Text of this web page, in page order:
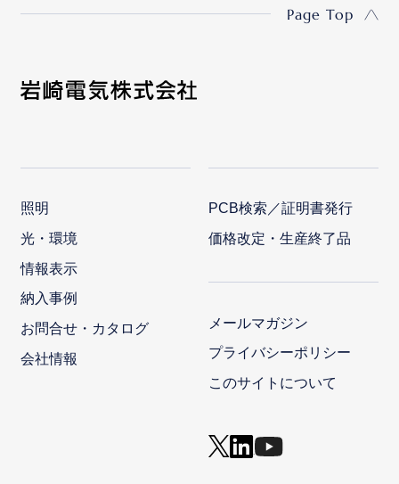
Page Top
照明
光・環境
情報表示
納入事例
お問合せ・カタログ
会社情報
PCB検索／証明書発行
価格改定・生産終了品
メールマガジン
プライバシーポリシー
このサイトについて